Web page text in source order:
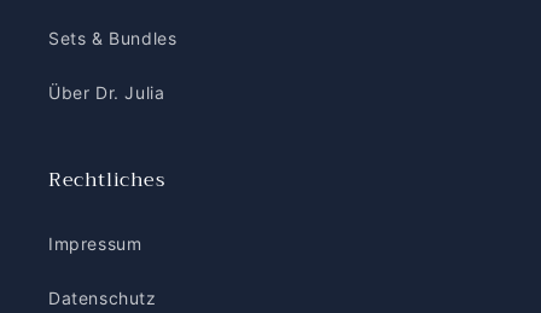
Sets & Bundles
Über Dr. Julia
Rechtliches
Impressum
Datenschutz